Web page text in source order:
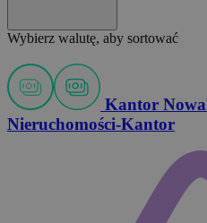
Wybierz walutę, aby sortować
Kantor
Nieruchomości-Kantor